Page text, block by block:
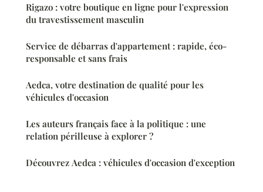
Rigazo : votre boutique en ligne pour l'expression
du travestissement masculin
Service de débarras d'appartement : rapide, éco-
responsable et sans frais
Aedca, votre destination de qualité pour les
véhicules d'occasion
Les auteurs français face à la politique : une
relation périlleuse à explorer ?
Découvrez Aedca : véhicules d'occasion d'exception